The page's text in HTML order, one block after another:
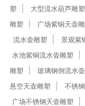
塑
大型流水葫芦雕塑
雕塑
广场紫铜天壶
流水壶雕塑
景观紫
水池紫铜流水壶雕塑
雕塑
玻璃钢倒流水
悬空天壶雕塑
不锈
广场不锈钢天壶雕塑